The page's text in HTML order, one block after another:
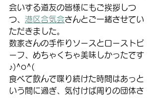
会いする道友の皆様にもご挨拶しつ
つ、 港区合気会さんとご一緒させてい
ただきました。
数家さんの手作りソースとローストビ
ーフ、めちゃくちゃ美味しかったです
♪)^o^(
食べて飲んで喋り続けた時間はあっと
いう間に過ぎ、気付けば周りの団体さ